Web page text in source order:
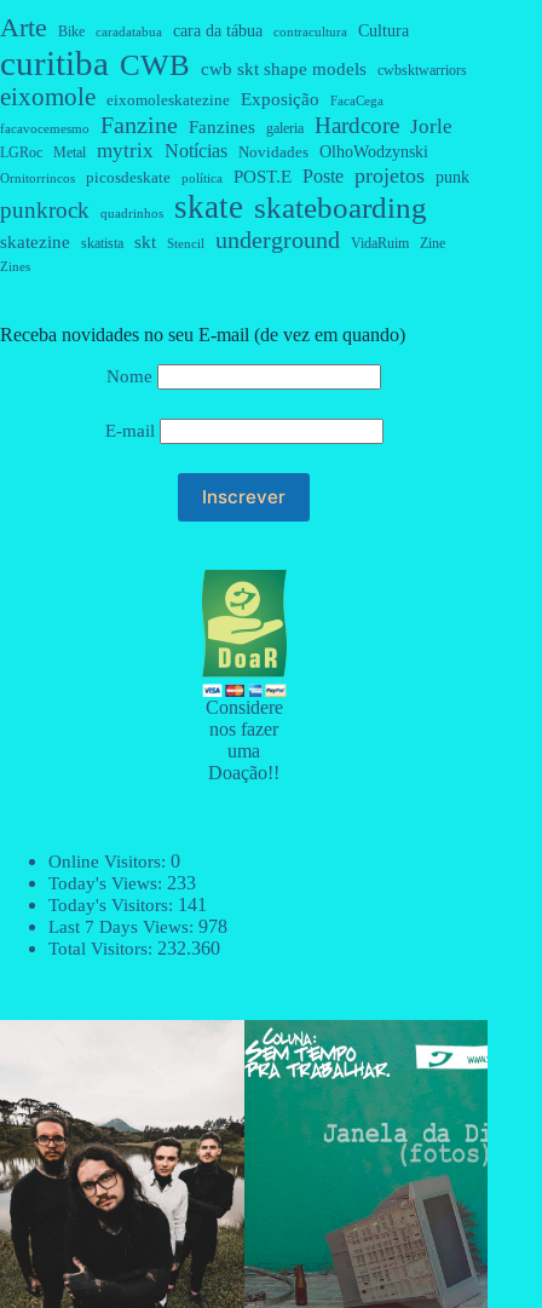
Arte Bike caradatabua cara da tábua contracultura Cultura
curitiba CWB cwb skt shape models cwbsktwarriors
eixomole eixomoleskatezine Exposição FacaCega
facavocemesmo Fanzine Fanzines galeria Hardcore Jorle
LGRoc Metal mytrix Notícias Novidades OlhoWodzynski
Ornitorrincos picosdeskate política POST.E Poste projetos punk
punkrock quadrinhos skate skateboarding
skatezine skatista skt Stencil underground VidaRuim Zine
Zines
Receba novidades no seu E-mail (de vez em quando)
Nome
E-mail
Considere
nos fazer
uma
Doação!!
Online Visitors: 0
Today's Views: 233
Today's Visitors: 141
Last 7 Days Views: 978
Total Visitors: 232.360